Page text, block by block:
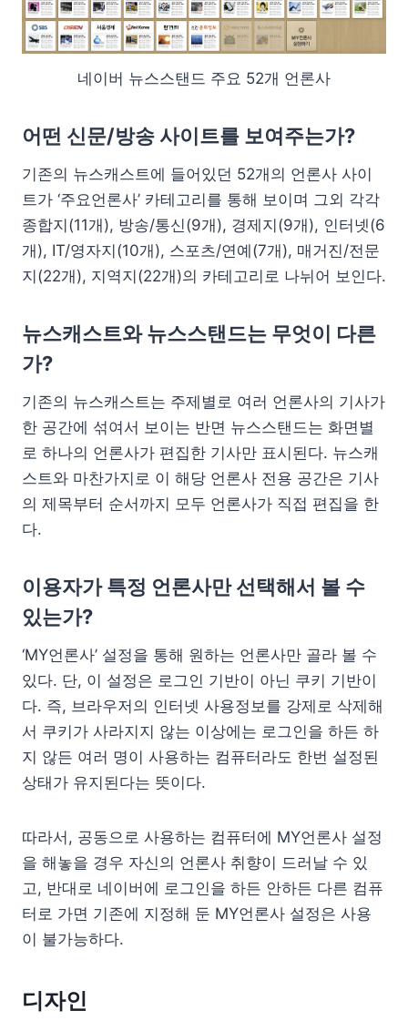
네이버 뉴스스탠드 주요 52개 언론사
어떤 신문/방송 사이트를 보여주는가?
기존의 뉴스캐스트에 들어있던 52개의 언론사 사이
트가 ‘주요언론사’ 카테고리를 통해 보이며 그외 각각
종합지(11개), 방송/통신(9개), 경제지(9개), 인터넷(6
개), IT/영자지(10개), 스포츠/연예(7개), 매거진/전문
지(22개), 지역지(22개)의 카테고리로 나뉘어 보인다.
뉴스캐스트와 뉴스스탠드는 무엇이 다른
가?
기존의 뉴스캐스트는 주제별로 여러 언론사의 기사가
한 공간에 섞여서 보이는 반면 뉴스스탠드는 화면별
로 하나의 언론사가 편집한 기사만 표시된다. 뉴스캐
스트와 마찬가지로 이 해당 언론사 전용 공간은 기사
의 제목부터 순서까지 모두 언론사가 직접 편집을 한
다.
이용자가 특정 언론사만 선택해서 볼 수
있는가?
‘MY언론사’ 설정을 통해 원하는 언론사만 골라 볼 수
있다. 단, 이 설정은 로그인 기반이 아닌 쿠키 기반이
다. 즉, 브라우저의 인터넷 사용정보를 강제로 삭제해
서 쿠키가 사라지지 않는 이상에는 로그인을 하든 하
지 않든 여러 명이 사용하는 컴퓨터라도 한번 설정된
상태가 유지된다는 뜻이다.
따라서, 공동으로 사용하는 컴퓨터에 MY언론사 설정
을 해놓을 경우 자신의 언론사 취향이 드러날 수 있
고, 반대로 네이버에 로그인을 하든 안하든 다른 컴퓨
터로 가면 기존에 지정해 둔 MY언론사 설정은 사용
이 불가능하다.
디자인